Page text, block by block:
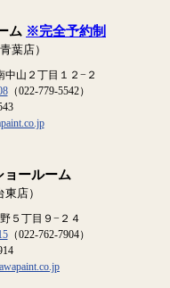
ム ※完全予約制
葉店）
山２丁目１２−２
（022-779-5542）
ョールーム
店）
５丁目９−２４
（022-762-7904）